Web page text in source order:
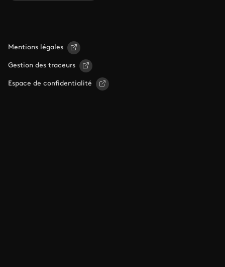
Mentions légales
Gestion des traceurs
Espace de confidentialité